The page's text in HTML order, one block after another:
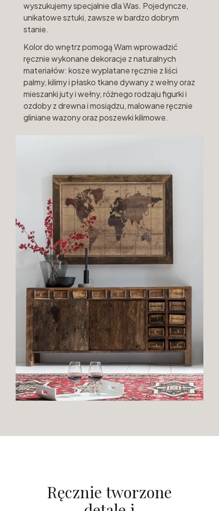
wyszukujemy specjalnie dla Was. Pojedyncze,
unikatowe sztuki, zawsze w bardzo dobrym
stanie.
Kolor do wnętrz pomogą Wam wprowadzić
ręcznie wykonane dekoracje z naturalnych
materiałów: kosze wyplatane ręcznie z liści
palmy, kilimy i płasko tkane dywany z wełny oraz
mieszanki juty i wełny, różnego rodzaju figurki i
ozdoby z drewna i mosiądzu, malowane ręcznie
gliniane wazony oraz poszewki kilimowe.
Ręcznie tworzone